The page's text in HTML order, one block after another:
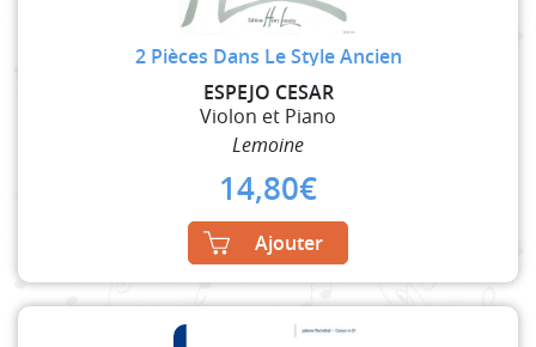
2 Pièces Dans Le Style Ancien
ESPEJO CESAR
Violon et Piano
Lemoine
14,80€
Ajouter